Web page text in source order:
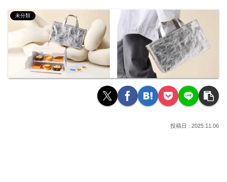
未分類
2025.11.06